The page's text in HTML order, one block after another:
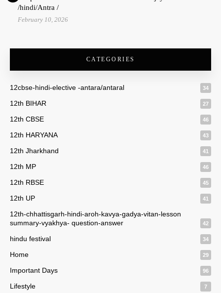
/hindi/Antra /
February 10, 2026
CATEGORIES
12cbse-hindi-elective -antara/antaral 34
12th BIHAR 27
12th CBSE 46
12th HARYANA 43
12th Jharkhand 41
12th MP 46
12th RBSE 45
12th UP 41
12th-chhattisgarh-hindi-aroh-kavya-gadya-vitan-lesson
summary-vyakhya- question-answer
42
hindu festival 34
Home 29
Important Days 96
Lifestyle 7